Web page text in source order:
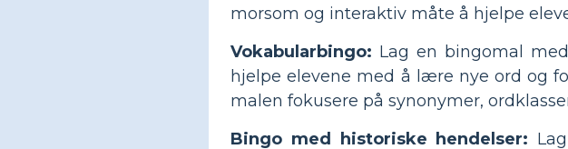
morsom og interaktiv måte å hjelpe
Vokabularbingo: Lag en bingomal
hjelpe elevene med å lære nye ord og
malen fokusere på synonymer,
Bingo med historiske hendelser: